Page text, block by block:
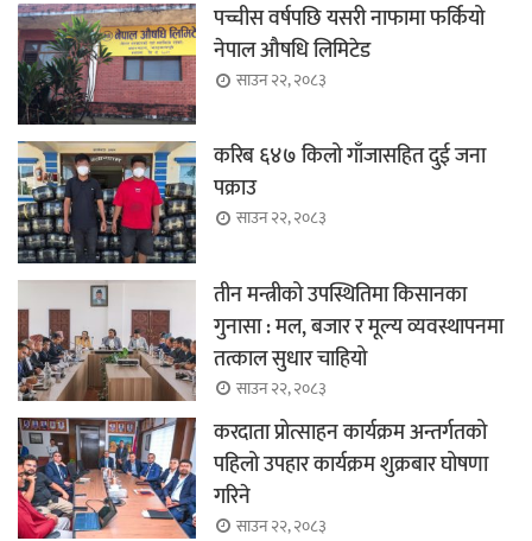
पच्चीस वर्षपछि यसरी नाफामा फर्कियो
नेपाल औषधि लिमिटेड
साउन २२, २०८३
करिब ६४७ किलो गाँजासहित दुई जना
पक्राउ
साउन २२, २०८३
तीन मन्त्रीको उपस्थितिमा किसानका
गुनासा : मल, बजार र मूल्य व्यवस्थापनमा
तत्काल सुधार चाहियो
साउन २२, २०८३
करदाता प्रोत्साहन कार्यक्रम अन्तर्गतको
पहिलो उपहार कार्यक्रम शुक्रबार घोषणा
गरिने
साउन २२, २०८३